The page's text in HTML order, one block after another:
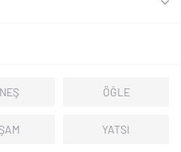
ÖĞLE
YATSI